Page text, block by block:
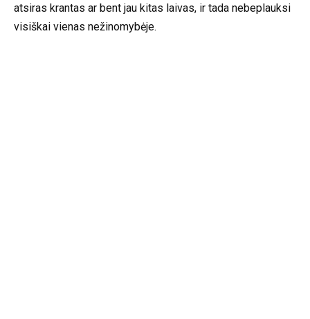
atsiras krantas ar bent jau kitas laivas, ir tada nebeplauksi
visiškai vienas nežinomybėje.